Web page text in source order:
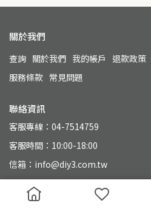
關於我們
查詢 關於我們 我的帳戶 退款政策
服務條款 常見問題
聯絡資訊
客服專線：04-7514759
客服時間：10:00-18:00
信箱：info@diy3.com.tw
地址：500 彰化縣彰化市永興街110號
統一編號：90804649